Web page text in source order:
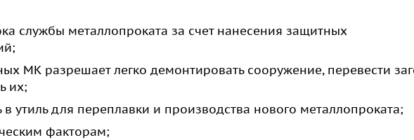
службы металлопроката за счет нанесения защитных
МК разрешает легко демонтировать сооружение, перевести
их;
утиль для переплавки и производства нового металлопроката;
факторам;